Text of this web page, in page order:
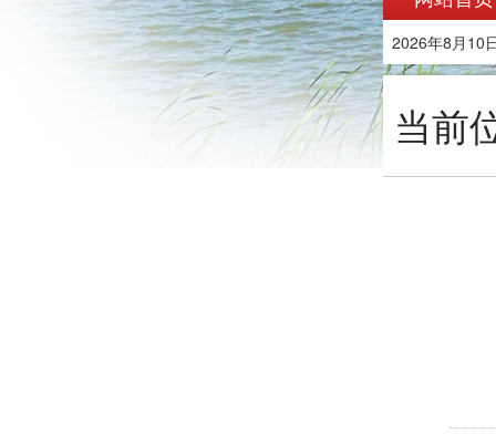
2026年8月10
当前